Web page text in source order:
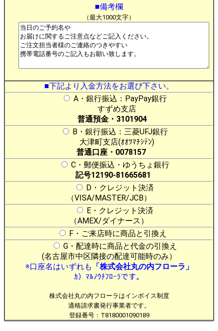
■備考欄
（最大1000文字）
■下記より入金方法をお選び下さい。
A・銀行振込：PayPay銀行
すずめ支店
普通預金・3101904
B・銀行振込：三菱UFJ銀行
大津町支店(ｵｵﾂﾏﾁｼﾃﾝ)
普通口座・0078157
C・郵便振込・ゆうちょ銀行
記号12190-81665681
D・クレジット決済
（VISA/MASTER/JCB）
E・クレジット決済
（AMEX/ダイナース）
F・ご来店時に商品と引換え
G・配達時に商品と代金の引換え
(名古屋市中区隣接の配達可能時のみ）
※口座名はいずれも 「株式会社丸の内フローラ」
ｶ）ﾏﾙﾉｳﾁﾌﾛｰﾗです。
株式会社丸の内フローラはインボイス制度
適格請求書発行事業者です。
登録番号：T8180001090189